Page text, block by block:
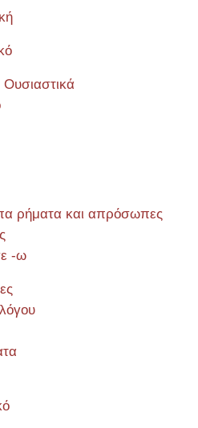
ρήματα και απρόσωπες
-ω